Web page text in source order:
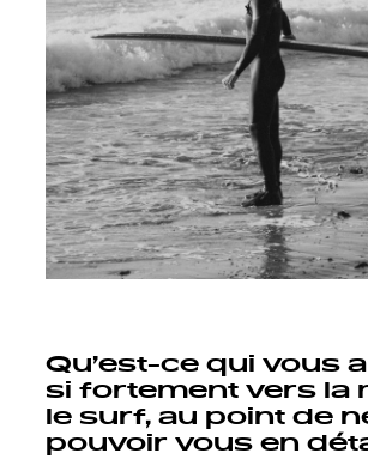
Qu’est-ce qui vous
si fortement vers la
le surf, au point de
pouvoir vous en